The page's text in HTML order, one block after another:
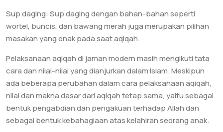
Sup daging: Sup daging dengan bahan-bahan seperti
wortel, buncis, dan bawang merah juga merupakan pilihan
masakan yang enak pada saat aqiqah.
Pelaksanaan aqiqah di jaman modern masih mengikuti tata
cara dan nilai-nilai yang dianjurkan dalam Islam. Meskipun
ada beberapa perubahan dalam cara pelaksanaan aqiqah,
nilai dan makna dasar dari aqiqah tetap sama, yaitu sebagai
bentuk pengabdian dan pengakuan terhadap Allah dan
sebagai bentuk kebahagiaan atas kelahiran seorang anak.